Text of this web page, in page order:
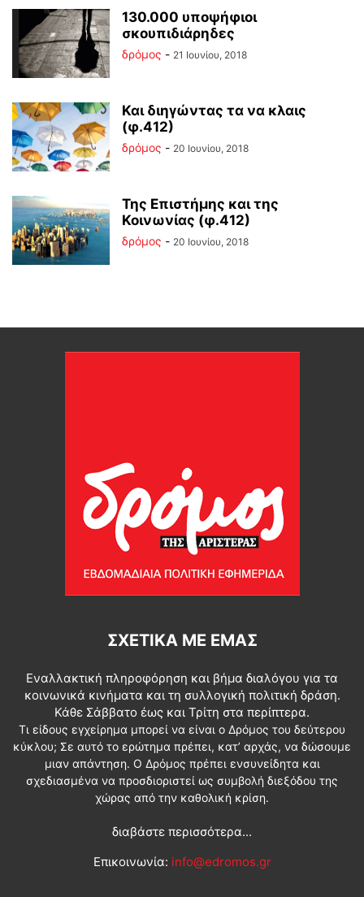
130.000 υποψήφιοι
σκουπιδιάρηδες
δρόμος - 21 Ιουνίου, 2018
Και διηγώντας τα να κλαις
(φ.412)
δρόμος - 20 Ιουνίου, 2018
Της Επιστήμης και της
Κοινωνίας (φ.412)
δρόμος - 20 Ιουνίου, 2018
ΣΧΕΤΙΚΆ ΜΕ ΕΜΆΣ
Εναλλακτική πληροφόρηση και βήμα διαλόγου για τα
κοινωνικά κινήματα και τη συλλογική πολιτική δράση.
Κάθε Σάββατο έως και Τρίτη στα περίπτερα.
Τι είδους εγχείρημα μπορεί να είναι ο Δρόμος του δεύτερου
κύκλου; Σε αυτό το ερώτημα πρέπει, κατ’ αρχάς, να δώσουμε
μιαν απάντηση. Ο Δρόμος πρέπει ενσυνείδητα και
σχεδιασμένα να προσδιοριστεί ως συμβολή διεξόδου της
χώρας από την καθολική κρίση.
διαβάστε περισσότερα...
Επικοινωνία: info@edromos.gr